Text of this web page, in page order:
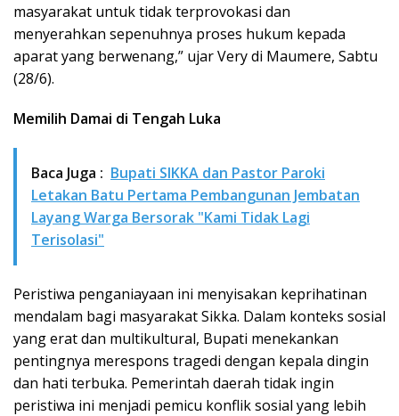
masyarakat untuk tidak terprovokasi dan
menyerahkan sepenuhnya proses hukum kepada
aparat yang berwenang,” ujar Very di Maumere, Sabtu
(28/6).
Memilih Damai di Tengah Luka
Baca Juga : Bupati SIKKA dan Pastor Paroki
Letakan Batu Pertama Pembangunan Jembatan
Layang Warga Bersorak "Kami Tidak Lagi
Terisolasi"
Peristiwa penganiayaan ini menyisakan keprihatinan
mendalam bagi masyarakat Sikka. Dalam konteks sosial
yang erat dan multikultural, Bupati menekankan
pentingnya merespons tragedi dengan kepala dingin
dan hati terbuka. Pemerintah daerah tidak ingin
peristiwa ini menjadi pemicu konflik sosial yang lebih